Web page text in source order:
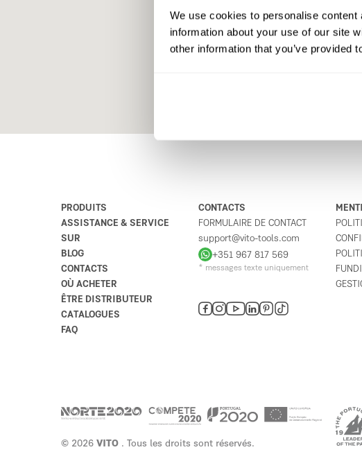
We use cookies to personalise
information about your use of our site
other information that you’ve provided
PRODUITS
ASSISTANCE & SERVICE
SUR
BLOG
CONTACTS
OÙ ACHETER
ÊTRE DISTRIBUTEUR
CATALOGUES
FAQ
CONTACTS
FORMULAIRE DE CONTACT
support@vito-tools.com
+351 967 817 569
* messages texte uniquement
© 2026 VITO . Tous les droits sont réservés.